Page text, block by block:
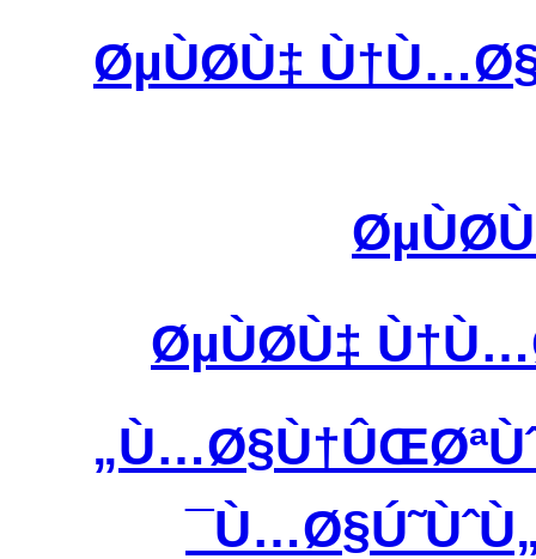
ØµÙØ­Ù‡
ØµÙØ­Ù‡